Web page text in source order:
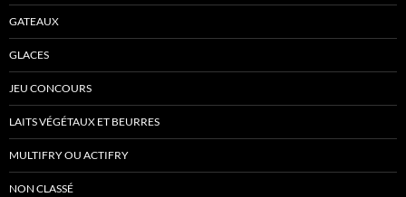
GATEAUX
GLACES
JEU CONCOURS
LAITS VÉGÉTAUX ET BEURRES
MULTIFRY OU ACTIFRY
NON CLASSÉ